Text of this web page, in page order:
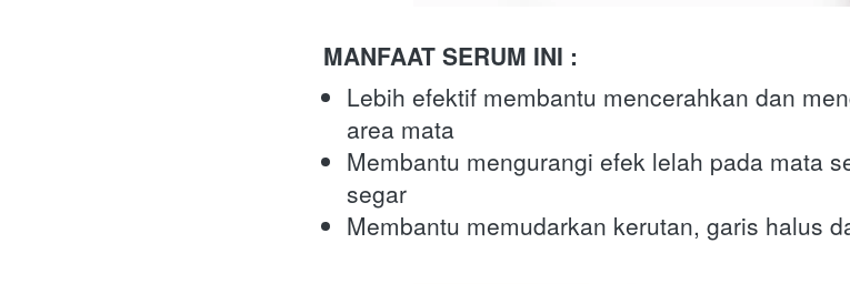
MANFAAT SERUM INI :
Lebih efektif membantu mencerahkan dan
area mata
Membantu mengurangi efek lelah pada mata
segar
Membantu memudarkan kerutan, garis halus